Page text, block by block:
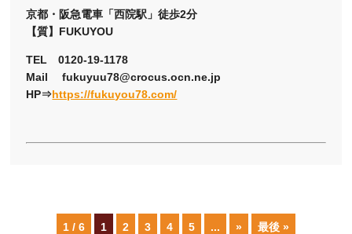
京都・阪急電車「西院駅」徒歩2分
【質】FUKUYOU
TEL 0120-19-1178
Mail fukuyuu78@crocus.ocn.ne.jp
HP⇒https://fukuyou78.com/
1 / 6 1 2 3 4 5 ... » 最後 »